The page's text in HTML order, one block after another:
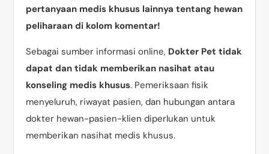
pertanyaan medis khusus lainnya tentang hewan
peliharaan di kolom komentar!
Sebagai sumber informasi online, Dokter Pet tidak
dapat dan tidak memberikan nasihat atau
konseling medis khusus. Pemeriksaan fisik
menyeluruh, riwayat pasien, dan hubungan antara
dokter hewan-pasien-klien diperlukan untuk
memberikan nasihat medis khusus.